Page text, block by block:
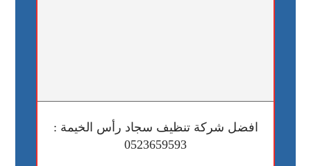
افضل شركة تنظيف سجاد رأس الخيمة :
0523659593